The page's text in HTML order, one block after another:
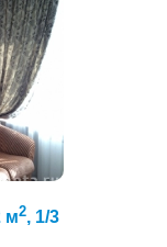
м2, 1/3